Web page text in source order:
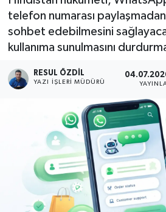
telefon numarası paylaşmadan
sohbet edebilmesini
kullanıma sunulmasını
RESUL ÖZDIL
YAZI İŞLERI MÜDÜRÜ